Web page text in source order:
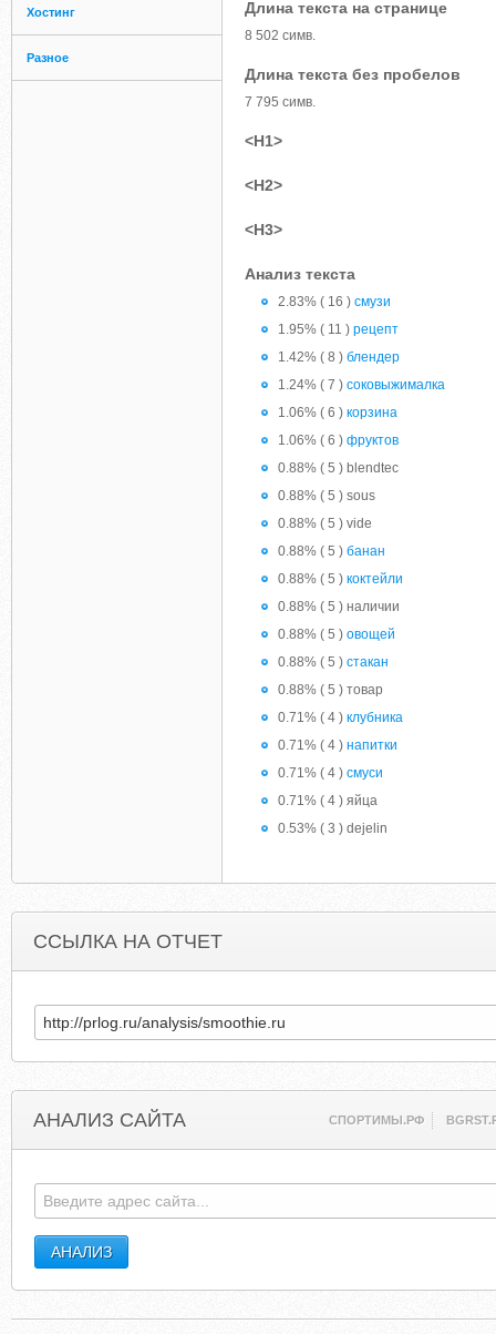
Хостинг
Разное
Длина текста на странице
8 502 симв.
Длина текста без пробелов
7 795 симв.
<H1>
<H2>
<H3>
Анализ текста
2.83% ( 16 ) смузи
1.95% ( 11 ) рецепт
1.42% ( 8 ) блендер
1.24% ( 7 ) соковыжималка
1.06% ( 6 ) корзина
1.06% ( 6 ) фруктов
0.88% ( 5 ) blendtec
0.88% ( 5 ) sous
0.88% ( 5 ) vide
0.88% ( 5 ) банан
0.88% ( 5 ) коктейли
0.88% ( 5 ) наличии
0.88% ( 5 ) овощей
0.88% ( 5 ) стакан
0.88% ( 5 ) товар
0.71% ( 4 ) клубника
0.71% ( 4 ) напитки
0.71% ( 4 ) смуси
0.71% ( 4 ) яйца
0.53% ( 3 ) dejelin
ССЫЛКА НА ОТЧЕТ
АНАЛИЗ САЙТА СПОРТИМЫ.РФ